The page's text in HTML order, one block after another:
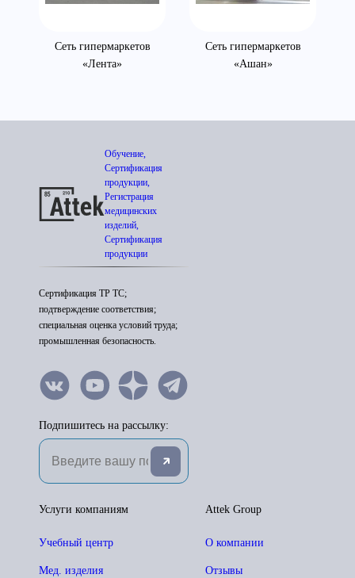
Сеть гипермаркетов
«Лента»
Сеть гипермаркетов
«Ашан»
Обучение,
Сертификация
продукции,
Регистрация
медицинских
изделий,
Сертификация
продукции
Сертификация ТР ТС;
подтверждение соответствия;
специальная оценка условий труда;
промышленная безопасность.
Подпишитесь на рассылку:
Attek Group
О компании
Отзывы
Услуги компаниям
Учебный центр
Мед. изделия